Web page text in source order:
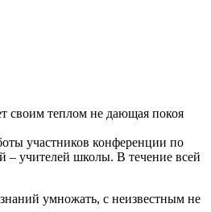
своим теплом не дающая покоя
участников конференции по
– учителей школы. В течение всей
умножать, с неизвестным не